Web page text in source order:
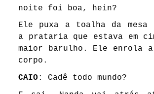
noite foi boa, hein?
Ele puxa a toalha da mesa
a prataria que estava em
maior barulho. Ele enrola
corpo.
CAIO : Cadê todo mundo?